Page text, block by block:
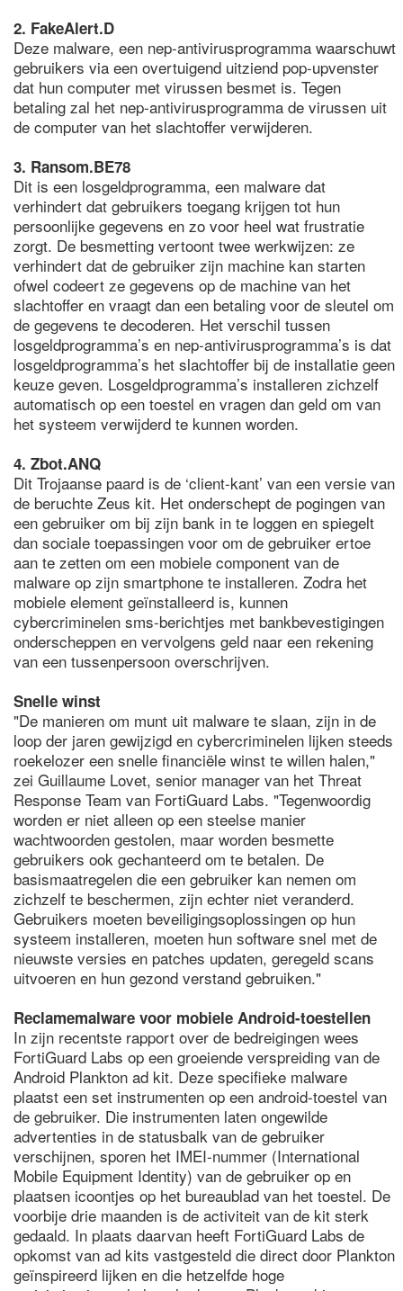
2. FakeAlert.D
Deze malware, een nep-antivirusprogramma waarschuwt
gebruikers via een overtuigend uitziend pop-upvenster
dat hun computer met virussen besmet is. Tegen
betaling zal het nep-antivirusprogramma de virussen uit
de computer van het slachtoffer verwijderen.
3. Ransom.BE78
Dit is een losgeldprogramma, een malware dat
verhindert dat gebruikers toegang krijgen tot hun
persoonlijke gegevens en zo voor heel wat frustratie
zorgt. De besmetting vertoont twee werkwijzen: ze
verhindert dat de gebruiker zijn machine kan starten
ofwel codeert ze gegevens op de machine van het
slachtoffer en vraagt dan een betaling voor de sleutel om
de gegevens te decoderen. Het verschil tussen
losgeldprogramma’s en nep-antivirusprogramma’s is dat
losgeldprogramma’s het slachtoffer bij de installatie geen
keuze geven. Losgeldprogramma’s installeren zichzelf
automatisch op een toestel en vragen dan geld om van
het systeem verwijderd te kunnen worden.
4. Zbot.ANQ
Dit Trojaanse paard is de ‘client-kant’ van een versie van
de beruchte Zeus kit. Het onderschept de pogingen van
een gebruiker om bij zijn bank in te loggen en spiegelt
dan sociale toepassingen voor om de gebruiker ertoe
aan te zetten om een mobiele component van de
malware op zijn smartphone te installeren. Zodra het
mobiele element geïnstalleerd is, kunnen
cybercriminelen sms-berichtjes met bankbevestigingen
onderscheppen en vervolgens geld naar een rekening
van een tussenpersoon overschrijven.
Snelle winst
"De manieren om munt uit malware te slaan, zijn in de
loop der jaren gewijzigd en cybercriminelen lijken steeds
roekelozer een snelle financiële winst te willen halen,"
zei Guillaume Lovet, senior manager van het Threat
Response Team van FortiGuard Labs. "Tegenwoordig
worden er niet alleen op een steelse manier
wachtwoorden gestolen, maar worden besmette
gebruikers ook gechanteerd om te betalen. De
basismaatregelen die een gebruiker kan nemen om
zichzelf te beschermen, zijn echter niet veranderd.
Gebruikers moeten beveiligingsoplossingen op hun
systeem installeren, moeten hun software snel met de
nieuwste versies en patches updaten, geregeld scans
uitvoeren en hun gezond verstand gebruiken."
Reclamemalware voor mobiele Android-toestellen
In zijn recentste rapport over de bedreigingen wees
FortiGuard Labs op een groeiende verspreiding van de
Android Plankton ad kit. Deze specifieke malware
plaatst een set instrumenten op een android-toestel van
de gebruiker. Die instrumenten laten ongewilde
advertenties in de statusbalk van de gebruiker
verschijnen, sporen het IMEI-nummer (International
Mobile Equipment Identity) van de gebruiker op en
plaatsen icoontjes op het bureaublad van het toestel. De
voorbije drie maanden is de activiteit van de kit sterk
gedaald. In plaats daarvan heeft FortiGuard Labs de
opkomst van ad kits vastgesteld die direct door Plankton
geïnspireerd lijken en die hetzelfde hoge